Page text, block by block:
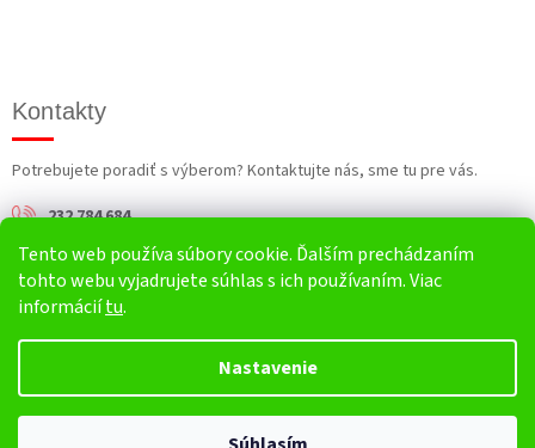
Tento web používa súbory cookie. Ďalším prechádzaním
tohto webu vyjadrujete súhlas s ich používaním. Viac
informáciítu.
Nastavenie
Kontakty
Potrebujete poradiť s výberom? Kontaktujte nás, sme tu pre vás.
232 784 684
info@harv.sk